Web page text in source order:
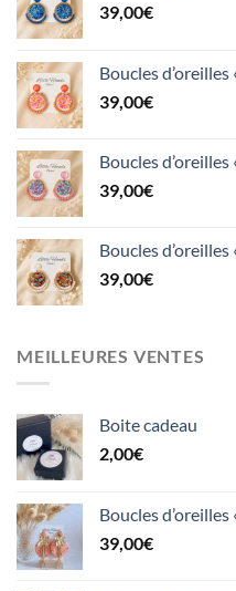
39,00€
Boucles
39,00€
Boucles
39,00€
Boucles
39,00€
MEILLEURES VENTES
Boite cadeau
2,00€
Boucles
39,00€